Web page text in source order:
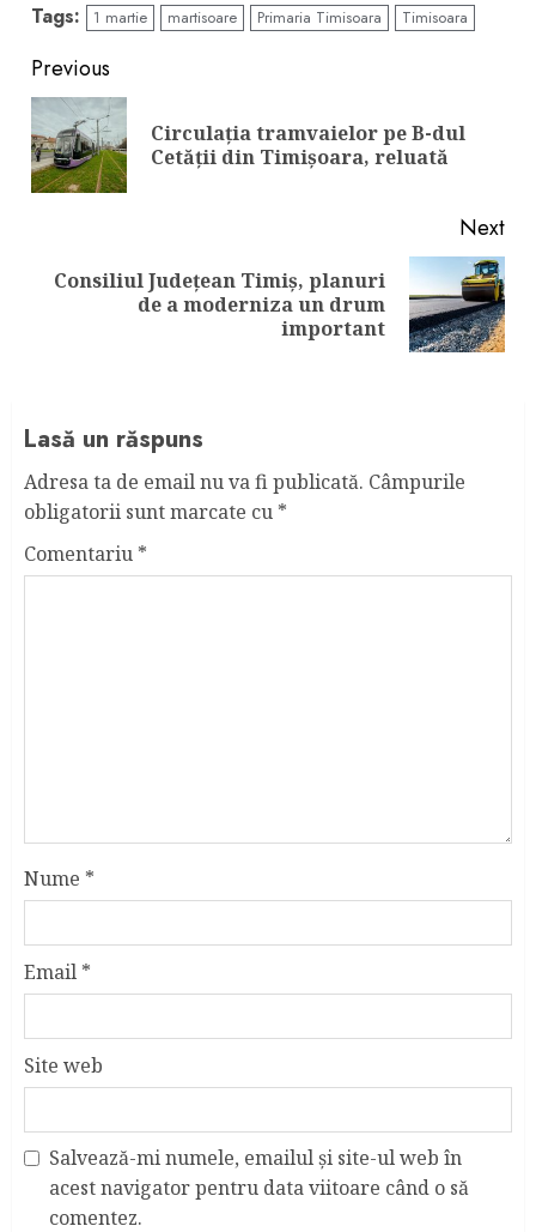
Tags: 1 martie martisoare Primaria Timisoara Timisoara
Continue
Reading
Previous
Circulația tramvaielor pe B-dul
Cetății din Timișoara, reluată
Next
Next
Consiliul Județean Timiș, planuri
de a moderniza un drum
important
Lasă un răspuns
Adresa ta de email nu va fi publicată. Câmpurile
obligatorii sunt marcate cu *
Comentariu *
Nume *
Email *
Site web
Salvează-mi numele, emailul și site-ul web în
acest navigator pentru data viitoare când o să
comentez.